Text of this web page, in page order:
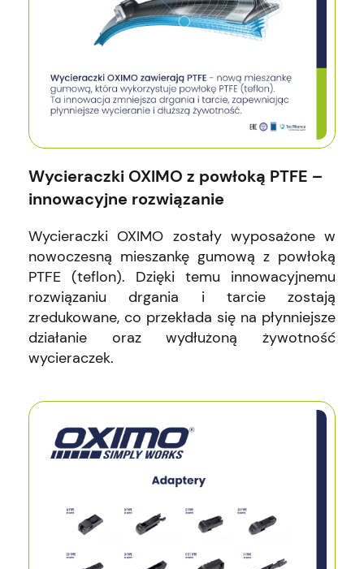
Wycieraczki OXIMO z powłoką PTFE –
innowacyjne rozwiązanie
Wycieraczki OXIMO zostały wyposażone w
nowoczesną mieszankę gumową z powłoką
PTFE (teflon). Dzięki temu innowacyjnemu
rozwiązaniu drgania i tarcie zostają
zredukowane, co przekłada się na płynniejsze
działanie oraz wydłużoną żywotność
wycieraczek.